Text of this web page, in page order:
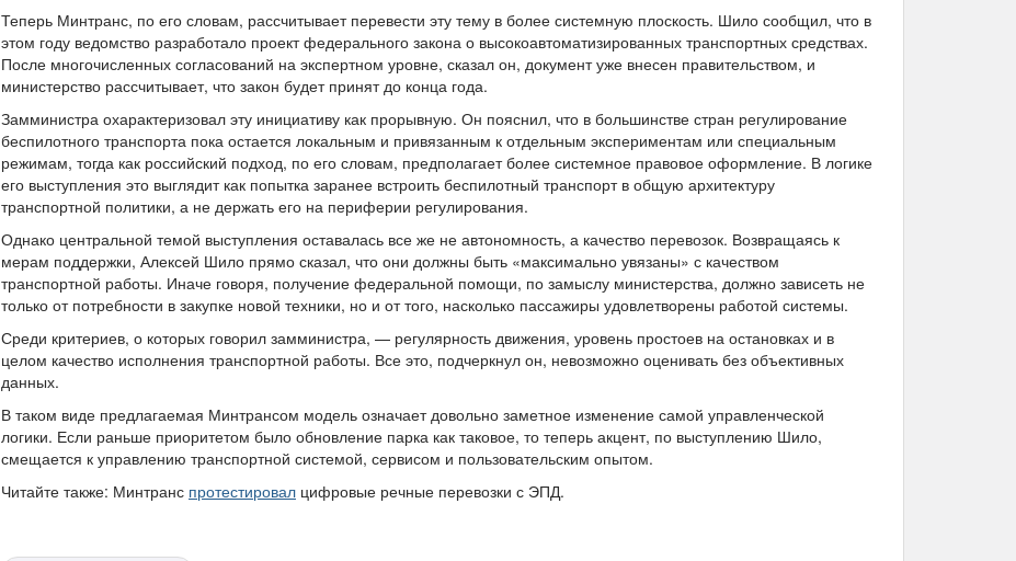
Теперь Минтранс, по его словам, рассчитывает перевести эту тему в более системную плоскость. Шило сообщил, что в
этом году ведомство разработало проект федерального закона о высокоавтоматизированных транспортных средствах.
После многочисленных согласований на экспертном уровне, сказал он, документ уже внесен правительством, и
министерство рассчитывает, что закон будет принят до конца года.
Замминистра охарактеризовал эту инициативу как прорывную. Он пояснил, что в большинстве стран регулирование
беспилотного транспорта пока остается локальным и привязанным к отдельным экспериментам или специальным
режимам, тогда как российский подход, по его словам, предполагает более системное правовое оформление. В логике
его выступления это выглядит как попытка заранее встроить беспилотный транспорт в общую архитектуру
транспортной политики, а не держать его на периферии регулирования.
Однако центральной темой выступления оставалась все же не автономность, а качество перевозок. Возвращаясь к
мерам поддержки, Алексей Шило прямо сказал, что они должны быть «максимально увязаны» с качеством
транспортной работы. Иначе говоря, получение федеральной помощи, по замыслу министерства, должно зависеть не
только от потребности в закупке новой техники, но и от того, насколько пассажиры удовлетворены работой системы.
Среди критериев, о которых говорил замминистра, — регулярность движения, уровень простоев на остановках и в
целом качество исполнения транспортной работы. Все это, подчеркнул он, невозможно оценивать без объективных
данных.
В таком виде предлагаемая Минтрансом модель означает довольно заметное изменение самой управленческой
логики. Если раньше приоритетом было обновление парка как таковое, то теперь акцент, по выступлению Шило,
смещается к управлению транспортной системой, сервисом и пользовательским опытом.
Читайте также: Минтранс протестировал цифровые речные перевозки с ЭПД.